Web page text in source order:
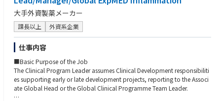
・PMDA、FDA などの他国規制当局により GMP 案査における製造現場対応
の経験
・製造データ管理、電子記録、MES 等の製造関連システムに関する知識
・英語による技術文書の読解、海外技術パートナーとのコミュニケーショ
ン経験
・海外パートナーとの製造・技術移管プロジェクト経験
大手外資製薬メーカー
課長以上 外資系企業
仕事内容
■Basic Purpose of the Job
The Clinical Program Leader assumes Clinical Development responsibiliti
es supporting early or late development projects, reporting to the Associ
ate Global Head or the Global Clinical Programme Team Leader.